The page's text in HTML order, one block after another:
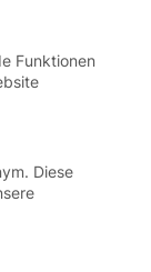
Funktionen
Diese